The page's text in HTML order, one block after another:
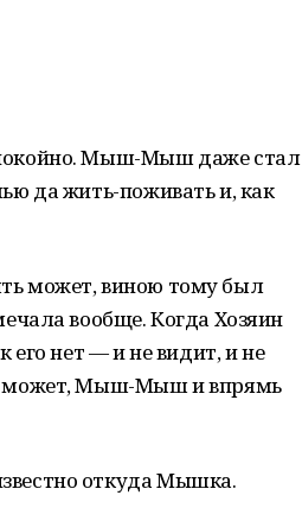
Мыш-Мыш даже стал
да жить-поживать и, как
может, виною тому был
вообще. Когда Хозяин
его нет — и не видит, и не
может, Мыш-Мыш и впрямь
откуда Мышка.